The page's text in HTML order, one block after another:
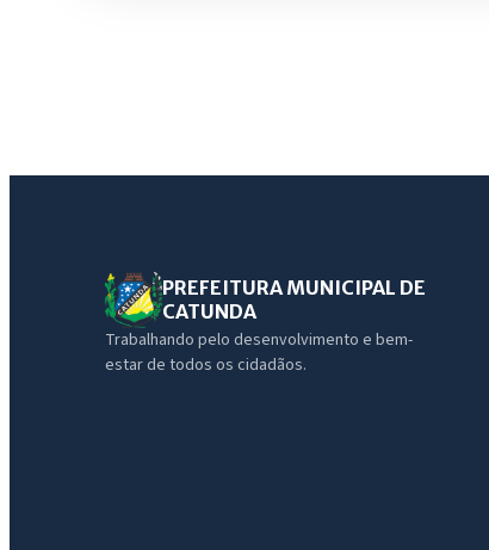
PREFEITURA MUNICIPAL DE
CATUNDA
Trabalhando pelo desenvolvimento e bem-
estar de todos os cidadãos.